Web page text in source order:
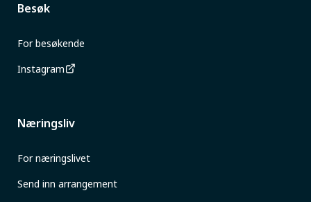
Besøk
For besøkende
Instagram
Næringsliv
For næringslivet
Send inn arrangement